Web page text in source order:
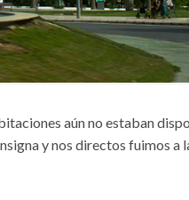
aún no estaban
y nos directos fuimos a